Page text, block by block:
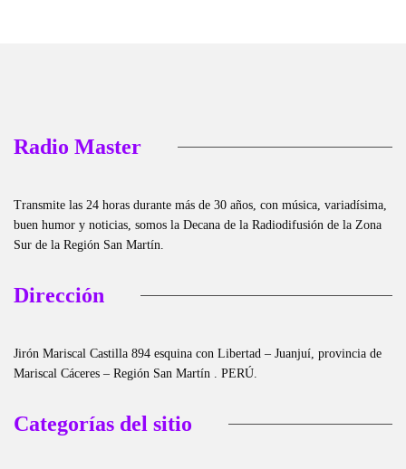
Radio Master
Transmite las 24 horas durante más de 30 años, con música, variadísima,
buen humor y noticias, somos la Decana de la Radiodifusión de la Zona
Sur de la Región San Martín.
Dirección
Jirón Mariscal Castilla 894 esquina con Libertad – Juanjuí, provincia de
Mariscal Cáceres – Región San Martín . PERÚ.
Categorías del sitio